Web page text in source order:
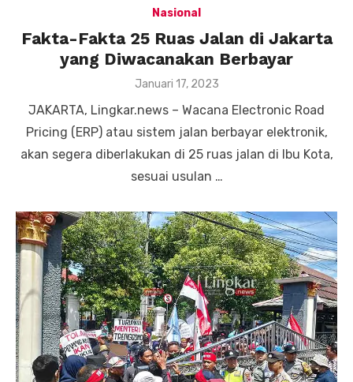
Nasional
Fakta-Fakta 25 Ruas Jalan di Jakarta
yang Diwacanakan Berbayar
Posted
Januari 17, 2023
JAKARTA, Lingkar.news – Wacana Electronic Road
Pricing (ERP) atau sistem jalan berbayar elektronik,
akan segera diberlakukan di 25 ruas jalan di Ibu Kota,
sesuai usulan …